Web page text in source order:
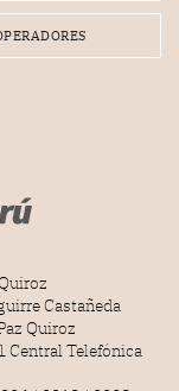
Castañeda
Quiroz
Central Telefónica